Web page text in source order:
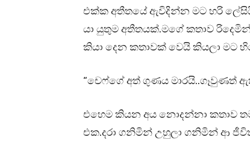
එක්ක අතීතයේ ඇවිදින්න මට හරි
යා යුතුම අතීතයක්.මගේ කතාව
කියා දෙන කතාවක් වෙයි කියලා මට
“චෙෆ්ගේ අත් ගුණය මාරයි..ගෑවුණත්
එහෙම කියන අය නොදන්නා කතාව
එක.දරා ගනිමින් උහුලා ගනිමින් ආ